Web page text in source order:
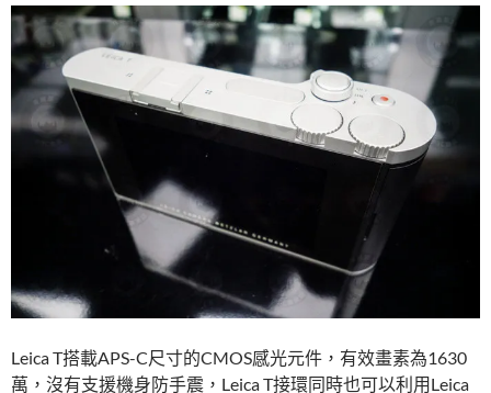
Leica T搭載APS-C尺寸的CMOS感光元件，有效畫素為1630
萬，沒有支援機身防手震，Leica T接環同時也可以利用Leica